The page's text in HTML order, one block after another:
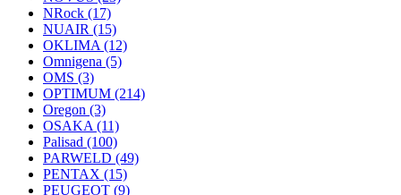
NRock (17)
NUAIR (15)
OKLIMA (12)
Omnigena (5)
OMS (3)
OPTIMUM (214)
Oregon (3)
OSAKA (11)
Palisad (100)
PARWELD (49)
PENTAX (15)
PEUGEOT (9)